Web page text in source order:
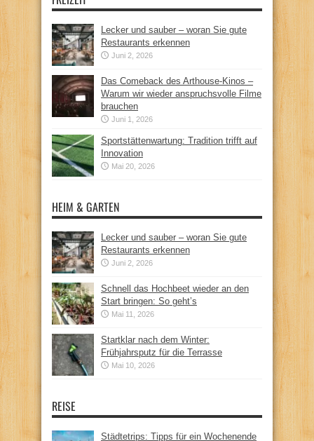
Lecker und sauber – woran Sie gute
Restaurants erkennen
Juni 2, 2026
Das Comeback des Arthouse-Kinos –
Warum wir wieder anspruchsvolle Filme
brauchen
Juni 1, 2026
Sportstättenwartung: Tradition trifft auf
Innovation
Mai 20, 2026
HEIM & GARTEN
Lecker und sauber – woran Sie gute
Restaurants erkennen
Juni 2, 2026
Schnell das Hochbeet wieder an den
Start bringen: So geht’s
Mai 11, 2026
Startklar nach dem Winter:
Frühjahrsputz für die Terrasse
Mai 10, 2026
REISE
Städtetrips: Tipps für ein Wochenende